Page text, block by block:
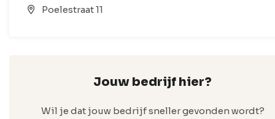
Poelestraat 11
Jouw bedrijf hier?
Wil je dat jouw bedrijf sneller gevonden wordt?